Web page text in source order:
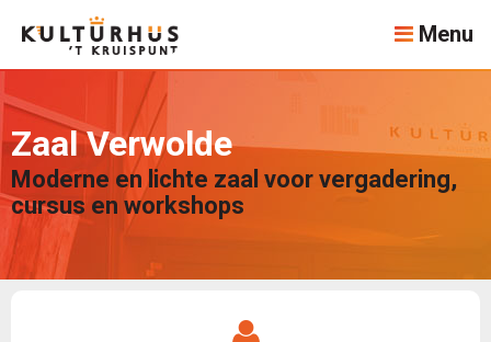
Menu
Zaal Verwolde
Moderne en lichte zaal voor vergadering,
cursus en workshops